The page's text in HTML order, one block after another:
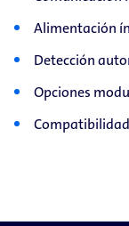
Alimentación
Detección
Opciones